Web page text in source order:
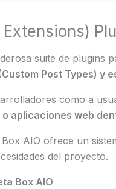
Extensions)
suite de plugins
Post Types) y
como a
aplicaciones web
AIO ofrece un
del proyecto.
Box AIO